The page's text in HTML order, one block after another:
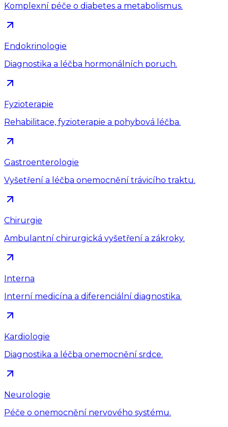
Komplexní péče o diabetes a metabolismus.
Endokrinologie
Diagnostika a léčba hormonálních poruch.
Fyzioterapie
Rehabilitace, fyzioterapie a pohybová léčba.
Gastroenterologie
Vyšetření a léčba onemocnění trávicího traktu.
Chirurgie
Ambulantní chirurgická vyšetření a zákroky.
Interna
Interní medicína a diferenciální diagnostika.
Kardiologie
Diagnostika a léčba onemocnění srdce.
Neurologie
Péče o onemocnění nervového systému.